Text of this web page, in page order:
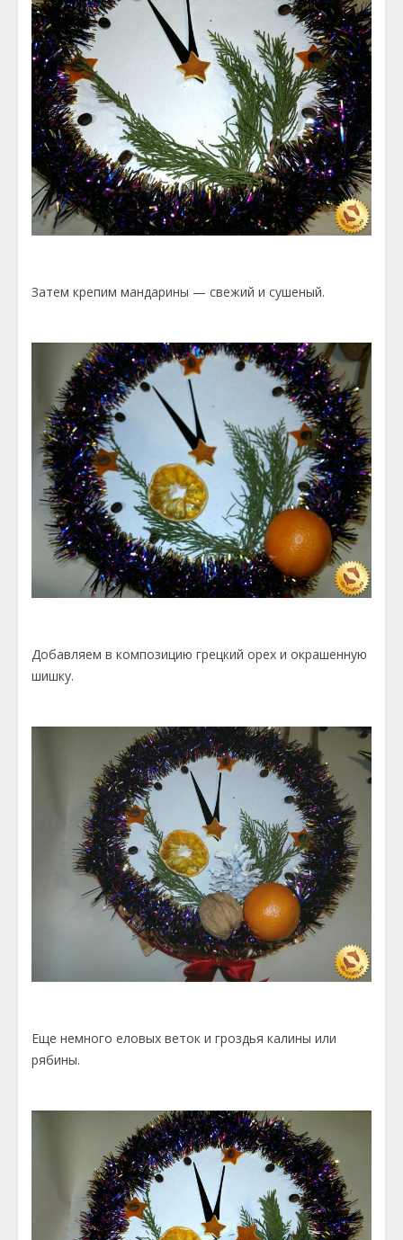
Затем крепим мандарины — свежий и сушеный.
Добавляем в композицию грецкий орех и окрашенную
шишку.
Еще немного еловых веток и гроздья калины или
рябины.